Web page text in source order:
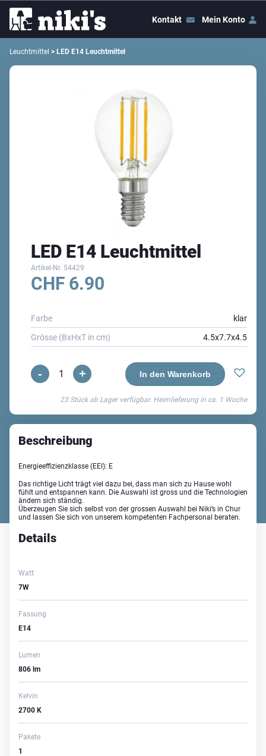
Kontakt Mein Konto
Leuchtmittel > LED E14 Leuchtmittel
LED E14 Leuchtmittel
Artikel-Nr. 54429
CHF 6.90
Farbe
klar
Grösse (BxHxT in cm)
4.5x7.7x4.5
-
LED
Leuchtmittel
Menge
+ In den Warenkorb
23 Stück ab Lager verfügbar. Heimlieferung in ca. 1 Woche
Beschreibung
Energieeffizienzklasse (EEI): E
Das richtige Licht trägt viel dazu bei, dass man sich zu Hause wohl
fühlt und entspannen kann. Die Auswahl ist gross und die Technologien
ändern sich ständig.
Überzeugen Sie sich selbst von der grossen Auswahl bei Niki’s in Chur
und lassen Sie sich von unserem kompetenten Fachpersonal beraten.
Details
Watt
7W
Fassung
E14
Lumen
806 lm
Kelvin
2700 K
Pakete
1